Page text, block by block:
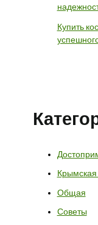
Купить
Крымская
Общая
Советы